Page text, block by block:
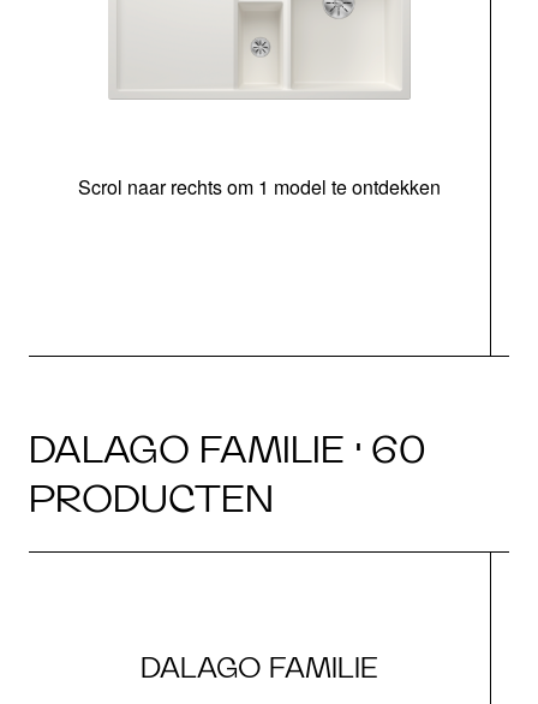
Scrol naar rechts om 1 model te ontdekken
DALAGO FAMILIE · 60
PRODUCTEN
DALAGO FAMILIE